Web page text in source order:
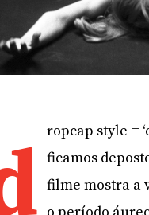
ropcap style =
ficamos
filme mostra a